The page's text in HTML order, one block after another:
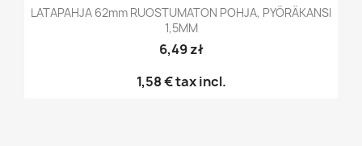
LATAPAHJA 62mm RUOSTUMATON POHJA, PYÖRÄKANSI
1,5MM
6,49 zł
1,58 €tax incl.